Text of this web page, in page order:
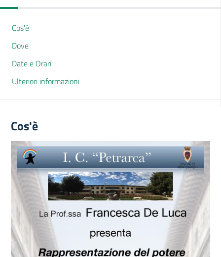
Cos'è
Dove
Date e Orari
Ulteriori informazioni
Cos'è